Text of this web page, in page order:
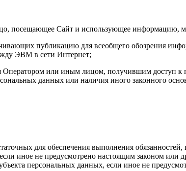
посещающее Сайт и использующее информацию,
публикацию для всеобщего обозрения
ЭВМ в сети Интернет;
Оператором или иным лицом, получившим доступ к
данных или наличия иного законного
для обеспечения выполнения
иное не предусмотрено настоящим законом или
персональных данных, если иное не